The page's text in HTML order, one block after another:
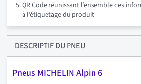
QR Code réunissant l’ensemble des
à l’étiquetage du produit
DESCRIPTIFDU PNEU
Pneus MICHELIN Alpin 6